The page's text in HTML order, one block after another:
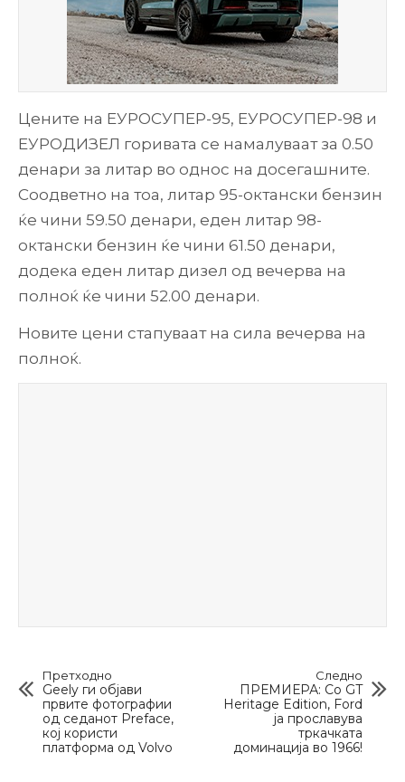
Цените на ЕУРОСУПЕР-95, ЕУРОСУПЕР-98 и
ЕУРОДИЗЕЛ горивата се намалуваат за 0.50
денари за литар во однос на досегашните.
Соодветно на тоа, литар 95-октански бензин
ќе чини 59.50 денари, еден литар 98-
октански бензин ќе чини 61.50 денари,
додека еден литар дизел од вечерва на
полноќ ќе чини 52.00 денари.
Новите цени стапуваат на сила вечерва на
полноќ.
Претходно
Geely ги објави
првите фотографии
од седанот Preface,
кој користи
платформа од Volvo
Следно
ПРЕМИЕРА: Со GT
Heritage Edition, Ford
ја прославува
тркачката
доминација во 1966!